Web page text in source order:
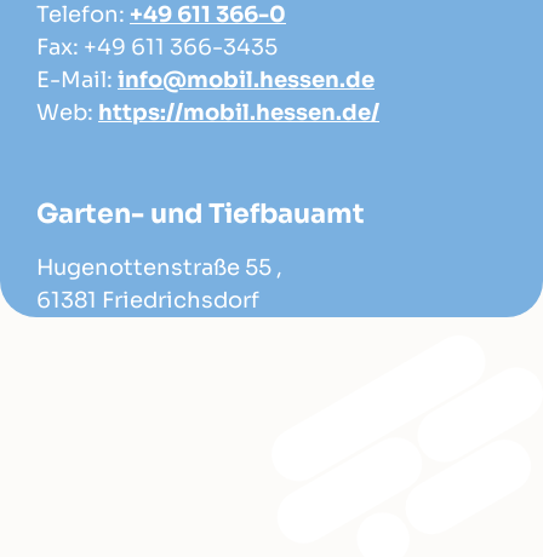
Telefon: +49 611 366-0
Fax: +49 611 366-3435
E-Mail: info@mobil.hessen.de
Web: https://mobil.hessen.de/
Garten- und Tiefbauamt
Hugenottenstraße 55 ,
61381 Friedrichsdorf